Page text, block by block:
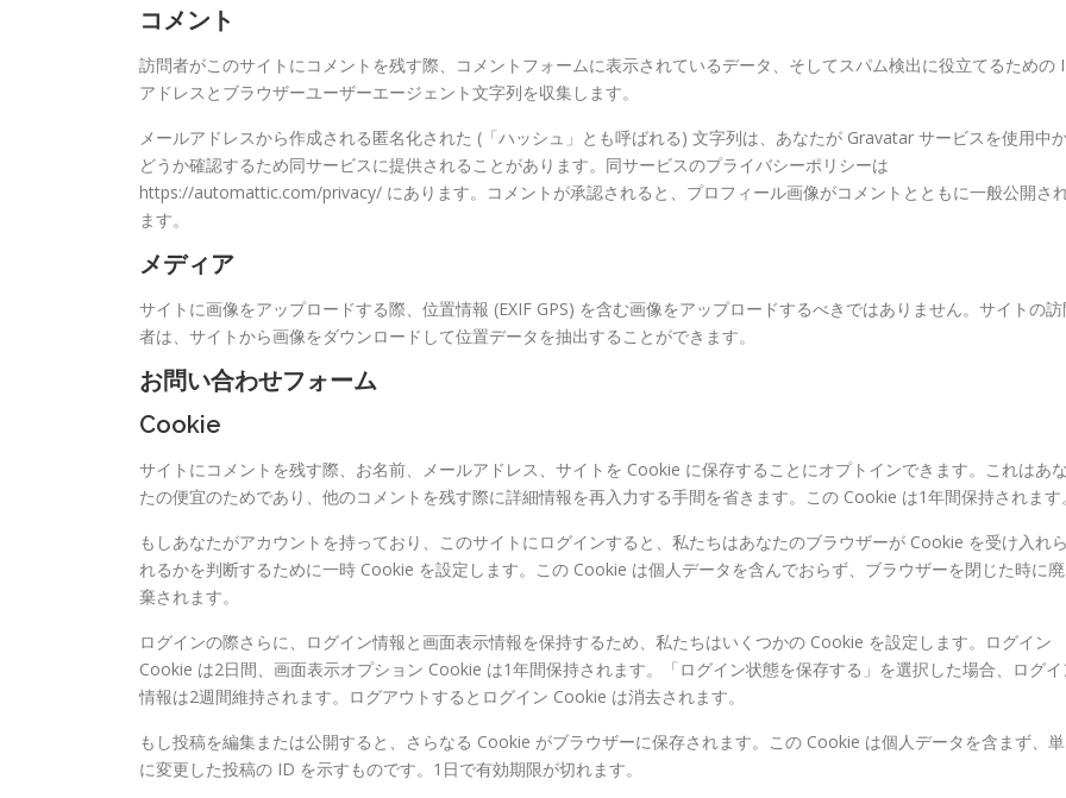
コメント
訪問者がこのサイトにコメントを残す際、コメントフォームに表示されているデータ、そしてスパム検出に役立てるための
アドレスとブラウザーユーザーエージェント文字列を収集します。
メールアドレスから作成される匿名化された (「ハッシュ」とも呼ばれる) 文字列は、あなたが Gravatar サービスを使用中
どうか確認するため同サービスに提供されることがあります。同サービスのプライバシーポリシーは
https://automattic.com/privacy/ にあります。コメントが承認されると、プロフィール画像がコメントとともに一般公開さ
ます。
メディア
サイトに画像をアップロードする際、位置情報 (EXIF GPS) を含む画像をアップロードするべきではありません。サイトの訪
者は、サイトから画像をダウンロードして位置データを抽出することができます。
お問い合わせフォーム
Cookie
サイトにコメントを残す際、お名前、メールアドレス、サイトを Cookie に保存することにオプトインできます。これはあな
たの便宜のためであり、他のコメントを残す際に詳細情報を再入力する手間を省きます。この Cookie は1年間保持されます。
もしあなたがアカウントを持っており、このサイトにログインすると、私たちはあなたのブラウザーが Cookie を受け入れら
れるかを判断するために一時 Cookie を設定します。この Cookie は個人データを含んでおらず、ブラウザーを閉じた時に廃
棄されます。
ログインの際さらに、ログイン情報と画面表示情報を保持するため、私たちはいくつかの Cookie を設定します。ログイン
Cookie は2日間、画面表示オプション Cookie は1年間保持されます。「ログイン状態を保存する」を選択した場合、ログイ
情報は2週間維持されます。ログアウトするとログイン Cookie は消去されます。
もし投稿を編集または公開すると、さらなる Cookie がブラウザーに保存されます。この Cookie は個人データを含まず、単
に変更した投稿の ID を示すものです。1日で有効期限が切れます。